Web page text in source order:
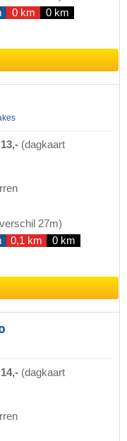
0 km
0 km
(dagkaart
27m)
0,1 km
0 km
(dagkaart